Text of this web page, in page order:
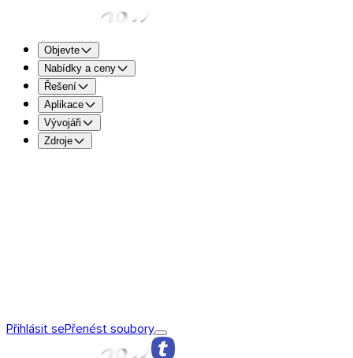
Objevte
Nabídky a ceny
Řešení
Aplikace
Vývojáři
Zdroje
Přihlásit sePřenést soubory